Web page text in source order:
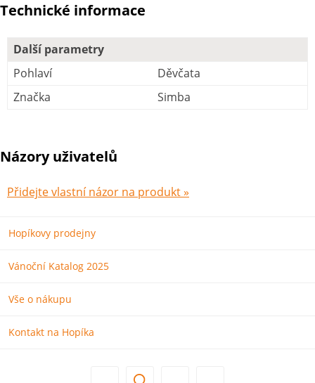
Technické informace
Další parametry
Pohlaví
Děvčata
Značka
Simba
Názory uživatelů
Přidejte vlastní názor na produkt »
Hopíkovy prodejny
Vánoční Katalog 2025
Vše o nákupu
Kontakt na Hopíka